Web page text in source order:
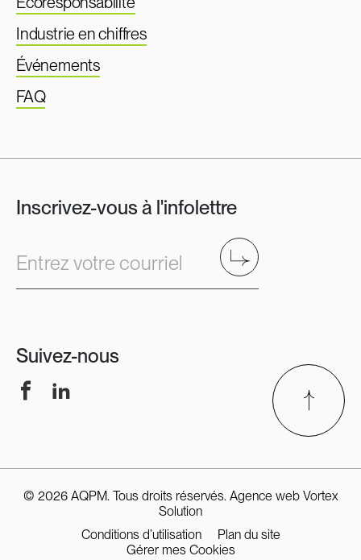
Industrie en chiffres
Événements
FAQ
Inscrivez-vous à l'infolettre
Entrez votre courriel Envoyer
Suivez-nous
FacebookLinkedIn
© 2026 AQPM. Tous droits réservés. Agence web Vortex
Solution
Conditions d’utilisation
Plan du site
Gérer mes Cookies